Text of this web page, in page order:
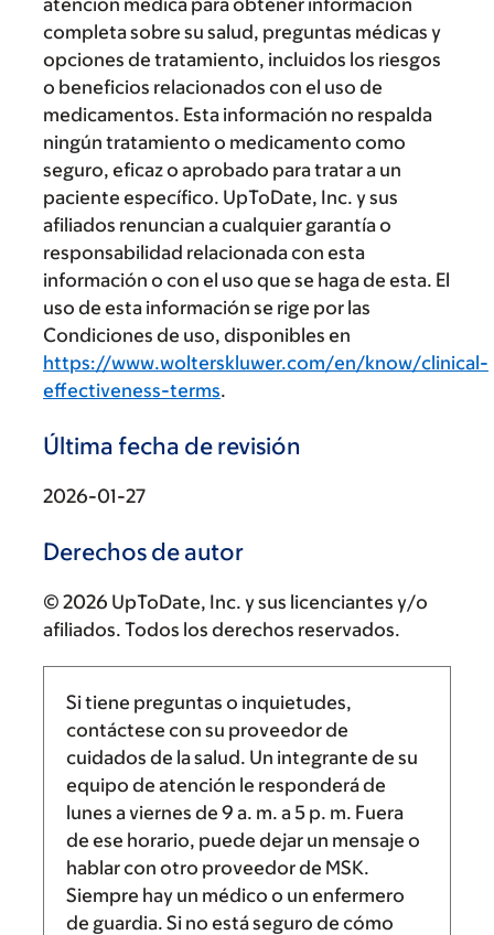
completa sobre su salud, preguntas médicas y
opciones de tratamiento, incluidos los riesgos
o beneficios relacionados con el uso de
medicamentos. Esta información no respalda
ningún tratamiento o medicamento como
seguro, eficaz o aprobado para tratar a un
paciente específico. UpToDate, Inc. y sus
afiliados renuncian a cualquier garantía o
responsabilidad relacionada con esta
información o con el uso que se haga de esta. El
uso de esta información se rige por las
Condiciones de uso, disponibles en
https://www.wolterskluwer.com/en/know/clinical-
effectiveness-terms.
Última fecha de revisión
2026-01-27
Derechos de autor
© 2026 UpToDate, Inc. y sus licenciantes y/o
afiliados. Todos los derechos reservados.
Si tiene preguntas o inquietudes,
contáctese con su proveedor de
cuidados de la salud. Un integrante de su
equipo de atención le responderá de
lunes a viernes de 9 a. m. a5 p. m. Fuera
de ese horario, puede dejar un mensaje o
hablar con otro proveedor de MSK.
Siempre hay un médico o un enfermero
de guardia. Si no está seguro de cómo